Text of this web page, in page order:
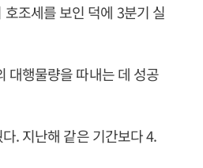
조세를 보인 덕에 3분기 실
대행물량을 따내는 데 성공
. 지난해 같은 기간보다 4.